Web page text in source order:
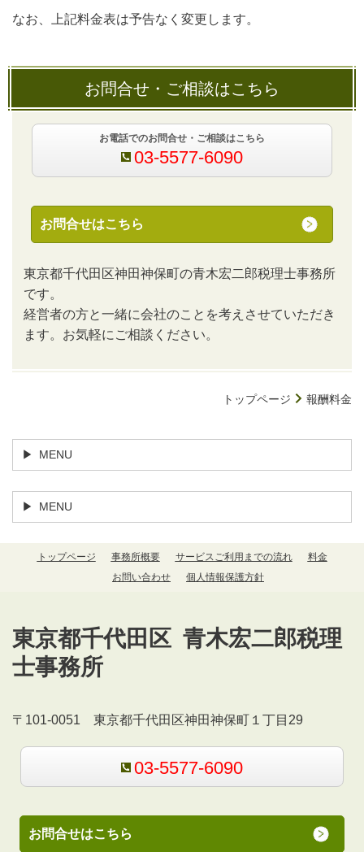
なお、上記料金表は予告なく変更します。
お問合せ・ご相談はこちら
お電話でのお問合せ・ご相談はこちら
03-5577-6090
お問合せはこちら
東京都千代田区神田神保町の青木宏二郎税理士事務所
です。
経営者の方と一緒に会社のことを考えさせていただき
ます。お気軽にご相談ください。
トップページ 報酬料金
MENU
MENU
トップページ 事務所概要 サービスご利用までの流れ
料金
お問い合わせ
個人情報保護方針
東京都千代田区 青木宏二郎税理
士事務所
〒101-0051 東京都千代田区神田神保町１丁目29
03-5577-6090
お問合せはこちら